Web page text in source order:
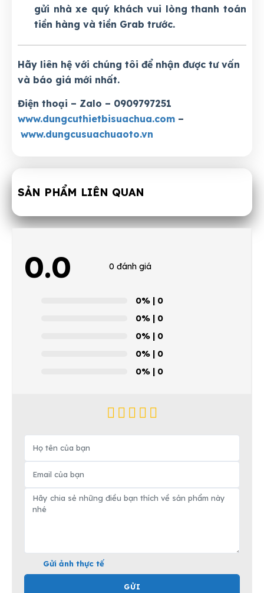
gửi nhà xe quý khách vui lòng thanh toán
tiền hàng và tiền Grab trước.
Hãy liên hệ với chúng tôi để nhận được tư vấn
và báo giá mới nhất.
Điện thoại – Zalo – 0909797251
www.dungcuthietbisuachua.com –
www.dungcusuachuaoto.vn
SẢN PHẨM LIÊN QUAN
0.0 0 đánh giá
0% | 0
0% | 0
0% | 0
0% | 0
0% | 0
Gửi ảnh thực tế
GỬI